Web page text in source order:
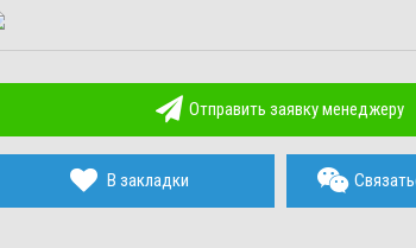
Отправить заявку менеджеру
В закладки